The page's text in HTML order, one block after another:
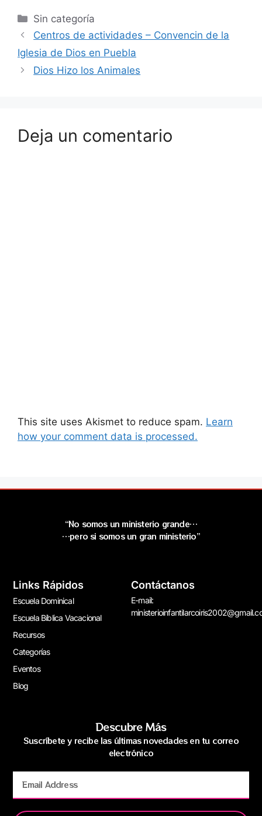
Sin categoría
Centros de actividades – Convencin de la
Iglesia de Dios en Puebla
Dios Hizo los Animales
Deja un comentario
This site uses Akismet to reduce spam. Learn
how your comment data is processed.
“No somos un ministerio grande…
…pero si somos un gran ministerio”
Links Rápidos
Escuela Dominical
Escuela Bíblica Vacacional
Recursos
Categorías
Eventos
Blog
Contáctanos
E-mail:
Descubre Más
Suscríbete y recibe las últimas novedades en tu correo
electrónico